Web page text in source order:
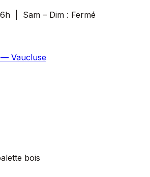
| Sam – Dim : Fermé
Vaucluse
bois